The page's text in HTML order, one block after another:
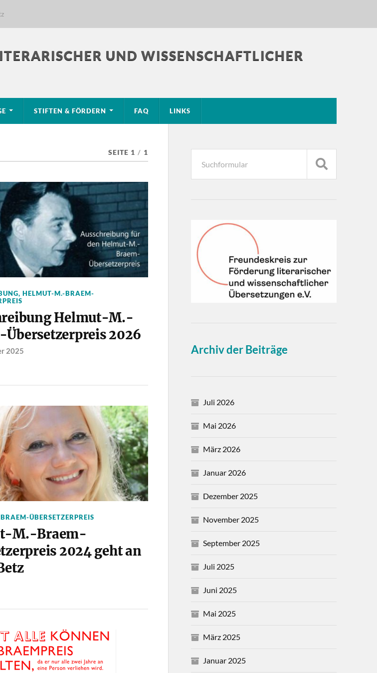
UND WISSENSCHAFTLICHER
STIFTEN & FÖRDERN FAQ LINKS
SEITE 1 / 1
, HELMUT-M.-BRAEM-
Helmut-M.-
Übersetzerpreis 2026
2025
ÜBERSETZERPREIS
M.-Braem-
2024 geht an
Archiv der Beiträge
Juli 2026
Mai 2026
März 2026
Januar 2026
Dezember 2025
November 2025
September 2025
Juli 2025
Juni 2025
Mai 2025
März 2025
Januar 2025